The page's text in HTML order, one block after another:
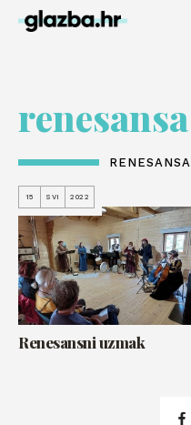
renesansa
RENESANSA
15 SVI 2022
Renesansni uzmak